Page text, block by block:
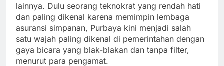
lainnya. Dulu seorang teknokrat yang rendah hati
dan paling dikenal karena memimpin lembaga
asuransi simpanan, Purbaya kini menjadi salah
satu wajah paling dikenal di pemerintahan dengan
gaya bicara yang blak-blakan dan tanpa filter,
menurut para pengamat.